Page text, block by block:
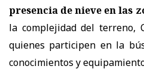
presencia de nieve en las
la complejidad del terreno,
quienes participen en la
conocimientos y